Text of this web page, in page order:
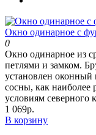
Окно одинарное с
0
Окно одинарное из
петлями и замком.
установлен оконный
сосны, как наиболее
условиям северного
1 069р.
В корзину